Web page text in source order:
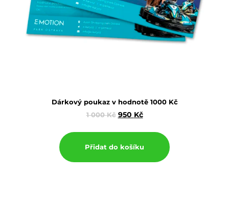
Dárkový poukaz v hodnotě 1000 Kč
1 000Kč 950 Kč
Přidat do košíku